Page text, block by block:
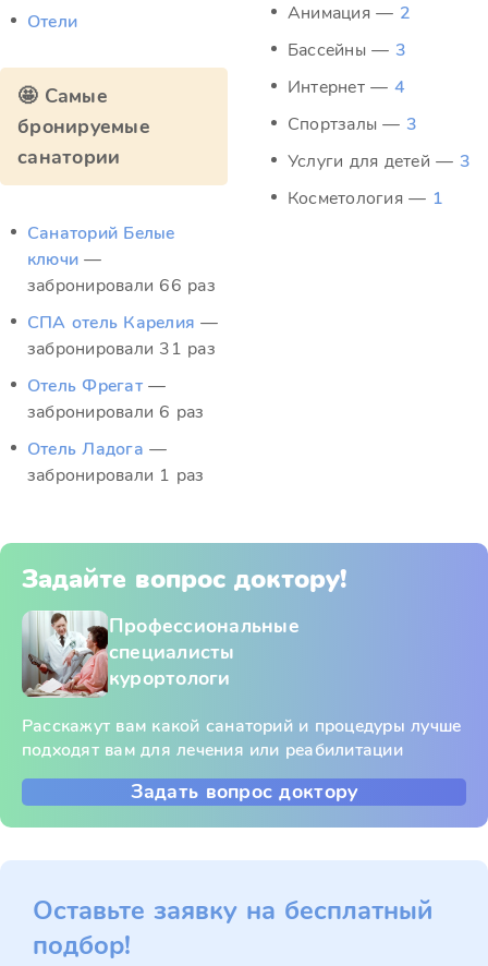
Отели
🤩 Самые
бронируемые
санатории
Санаторий Белые
ключи —
забронировали 66 раз
СПА отель Карелия —
забронировали 31 раз
Отель Фрегат —
забронировали 6 раз
Отель Ладога —
забронировали 1 раз
Анимация — 2
Бассейны — 3
Интернет — 4
Спортзалы — 3
Услуги для детей — 3
Косметология — 1
Задайте вопрос доктору!
Профессиональные
специалисты
курортологи
Расскажут вам какой санаторий и процедуры лучше
подходят вам для лечения или реабилитации
Задать вопрос доктору
Оставьте заявку на бесплатный
подбор!